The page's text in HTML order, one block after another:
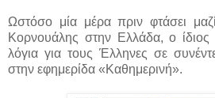
Ωστόσο μία μέρα πριν φτάσει
Κορνουάλης στην Ελλάδα, ο ίδιος
λόγια για τους Έλληνες σε
στην εφημερίδα «Καθημερινή».